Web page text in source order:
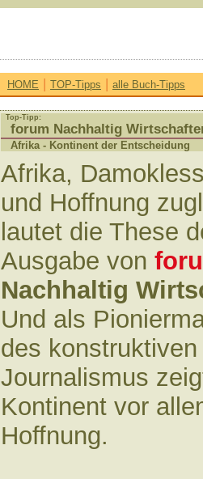
HOME | TOP-Tipps | alle Buch-Tipps
Top-Tipp:
forum Nachhaltig
Afrika - Kontinent der Entscheidung
Afrika,
und Hoffnung
lautet die These
Ausgabe von
Nachhaltig
Und als
des konstruktiven
Journalismus
Kontinent vor
Hoffnung.